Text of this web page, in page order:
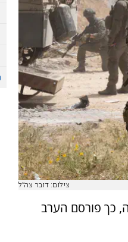
צילום: דובר צה"ל
כך פורסם הערב